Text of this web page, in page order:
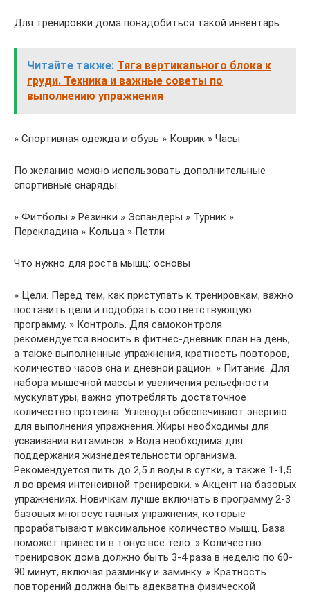
Для тренировки дома понадобиться такой инвентарь:
Читайте также: Тяга вертикального блока к
груди. Техника и важные советы по
выполнению упражнения
» Спортивная одежда и обувь » Коврик » Часы
По желанию можно использовать дополнительные
спортивные снаряды:
» Фитболы » Резинки » Эспандеры » Турник »
Перекладина » Кольца » Петли
Что нужно для роста мышц: основы
» Цели. Перед тем, как приступать к тренировкам, важно
поставить цели и подобрать соответствующую
программу. » Контроль. Для самоконтроля
рекомендуется вносить в фитнес-дневник план на день,
а также выполненные упражнения, кратность повторов,
количество часов сна и дневной рацион. » Питание. Для
набора мышечной массы и увеличения рельефности
мускулатуры, важно употреблять достаточное
количество протеина. Углеводы обеспечивают энергию
для выполнения упражнения. Жиры необходимы для
усваивания витаминов. » Вода необходима для
поддержания жизнедеятельности организма.
Рекомендуется пить до 2,5 л воды в сутки, а также 1-1,5
л во время интенсивной тренировки. » Акцент на базовых
упражнениях. Новичкам лучше включать в программу 2-3
базовых многосуставных упражнения, которые
прорабатывают максимальное количество мышц. База
поможет привести в тонус все тело. » Количество
тренировок дома должно быть 3-4 раза в неделю по 60-
90 минут, включая разминку и заминку. » Кратность
повторений должна быть адекватна физической